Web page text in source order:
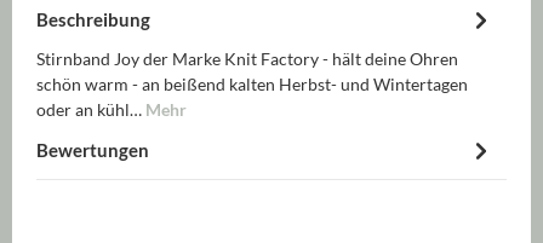
Beschreibung
Stirnband Joy der Marke Knit Factory - hält deine Ohren
schön warm - an beißend kalten Herbst- und Wintertagen
oder an kühl… Mehr
Bewertungen